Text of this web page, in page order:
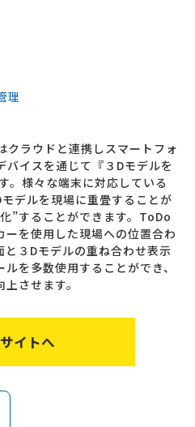
理
ラウドと連携しスマートフォ
バイスを通じて『３Dモデルを
。様々な端末に対応している
デルを現場に重畳することが
”することができます。ToDo
ーを使用した現場への位置合わ
３Dモデルの重ね合わせ表示
を多数使用することができ、
させます。
イトへ